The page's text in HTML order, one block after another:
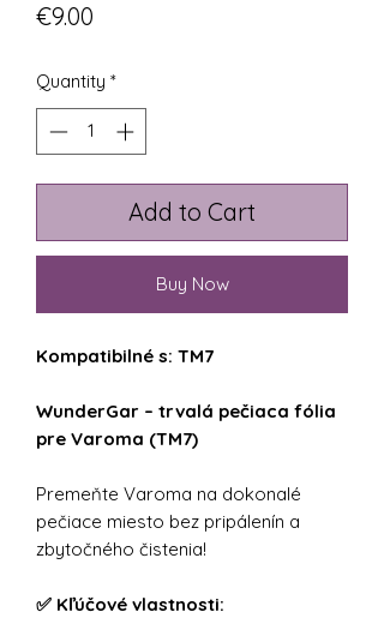
€9.00
Quantity *
Add to Cart
Buy Now
Kompatibilné s: TM7
WunderGar – trvalá pečiaca fólia
pre Varoma (TM7)
Premeňte Varoma na dokonalé
pečiace miesto bez pripálenín a
zbytočného čistenia!
✅ Kľúčové vlastnosti: